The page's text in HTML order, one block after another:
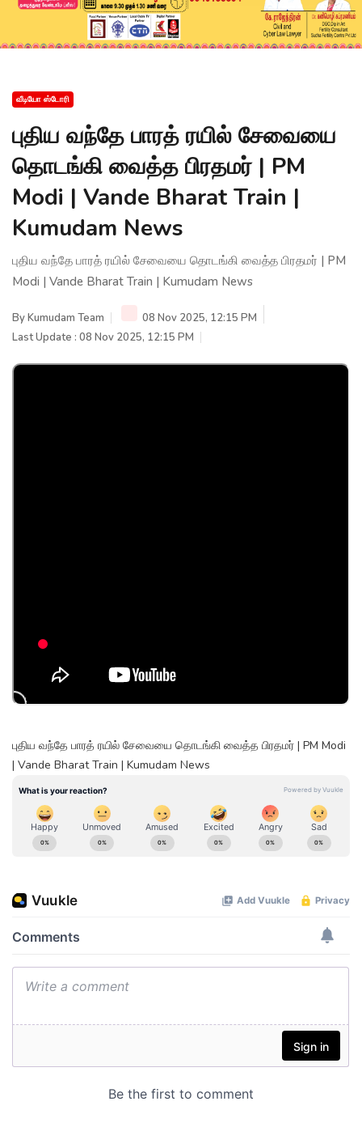
வீடியோ ஸ்டோரி
புதிய வந்தே பாரத் ரயில் சேவையை
தொடங்கி வைத்த பிரதமர் | PM
Modi | Vande Bharat Train |
Kumudam News
புதிய வந்தே பாரத் ரயில் சேவையை தொடங்கி வைத்த பிரதமர் | PM
Modi | Vande Bharat Train | Kumudam News
ByKumudam Team
08 Nov 2025, 12:15 PM
Last Update : 08 Nov 2025, 12:15 PM
புதிய வந்தே பாரத் ரயில் சேவையை தொடங்கி வைத்த பிரதமர் | PM Modi
| Vande Bharat Train | Kumudam News